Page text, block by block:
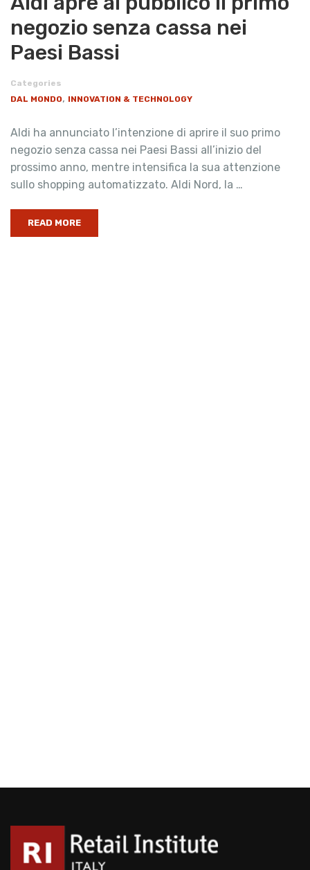
negozio senza cassa nei
Paesi Bassi
Categories
DAL MONDO, INNOVATION & TECHNOLOGY
Aldi ha annunciato l’intenzione di aprire il suo primo
negozio senza cassa nei Paesi Bassi all’inizio del
prossimo anno, mentre intensifica la sua attenzione
sullo shopping automatizzato. Aldi Nord, la …
READ MORE